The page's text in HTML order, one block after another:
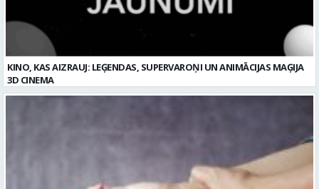
KINO, KAS AIZRAUJ: LEĢENDAS, SUPERVAROŅI UN ANIMĀCIJAS MAĢIJA
3D CINEMA